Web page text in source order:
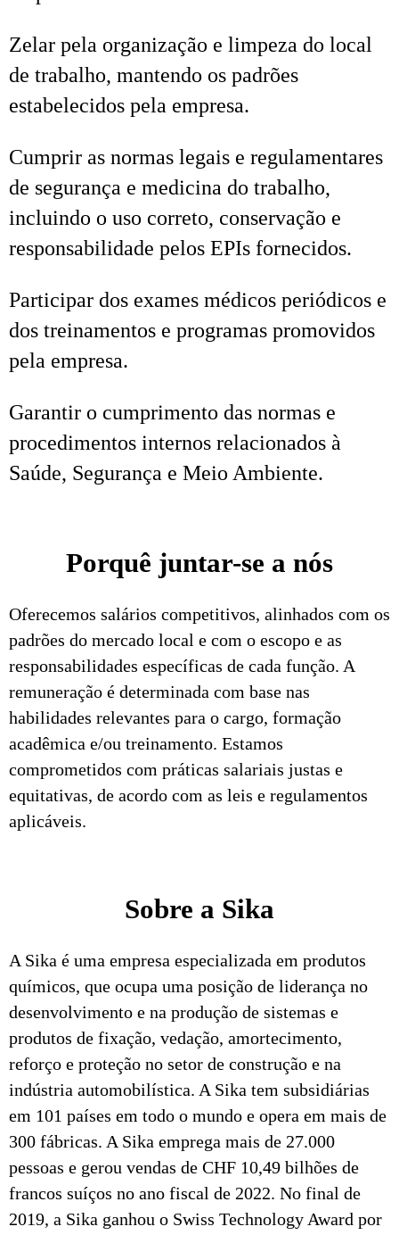
Zelar pela organização e limpeza do local
de trabalho, mantendo os padrões
estabelecidos pela empresa.
Cumprir as normas legais e regulamentares
de segurança e medicina do trabalho,
incluindo o uso correto, conservação e
responsabilidade pelos EPIs fornecidos.
Participar dos exames médicos periódicos e
dos treinamentos e programas promovidos
pela empresa.
Garantir o cumprimento das normas e
procedimentos internos relacionados à
Saúde, Segurança e Meio Ambiente.
Porquê juntar-se a nós
Oferecemos salários competitivos, alinhados com os
padrões do mercado local e com o escopo e as
responsabilidades específicas de cada função. A
remuneração é determinada com base nas
habilidades relevantes para o cargo, formação
acadêmica e/ou treinamento. Estamos
comprometidos com práticas salariais justas e
equitativas, de acordo com as leis e regulamentos
aplicáveis.
Sobre a Sika
A Sika é uma empresa especializada em produtos
químicos, que ocupa uma posição de liderança no
desenvolvimento e na produção de sistemas e
produtos de fixação, vedação, amortecimento,
reforço e proteção no setor de construção e na
indústria automobilística. A Sika tem subsidiárias
em 101 países em todo o mundo e opera em mais de
300 fábricas. A Sika emprega mais de 27.000
pessoas e gerou vendas de CHF 10,49 bilhões de
francos suíços no ano fiscal de 2022. No final de
2019, a Sika ganhou o Swiss Technology Award por